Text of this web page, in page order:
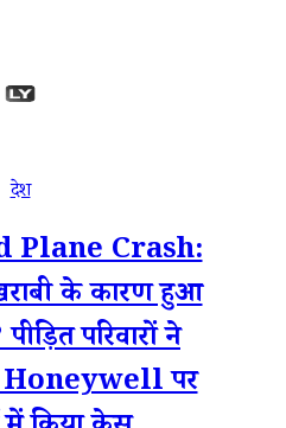
देश
Plane Crash:
के कारण हुआ
परिवारों ने
पर